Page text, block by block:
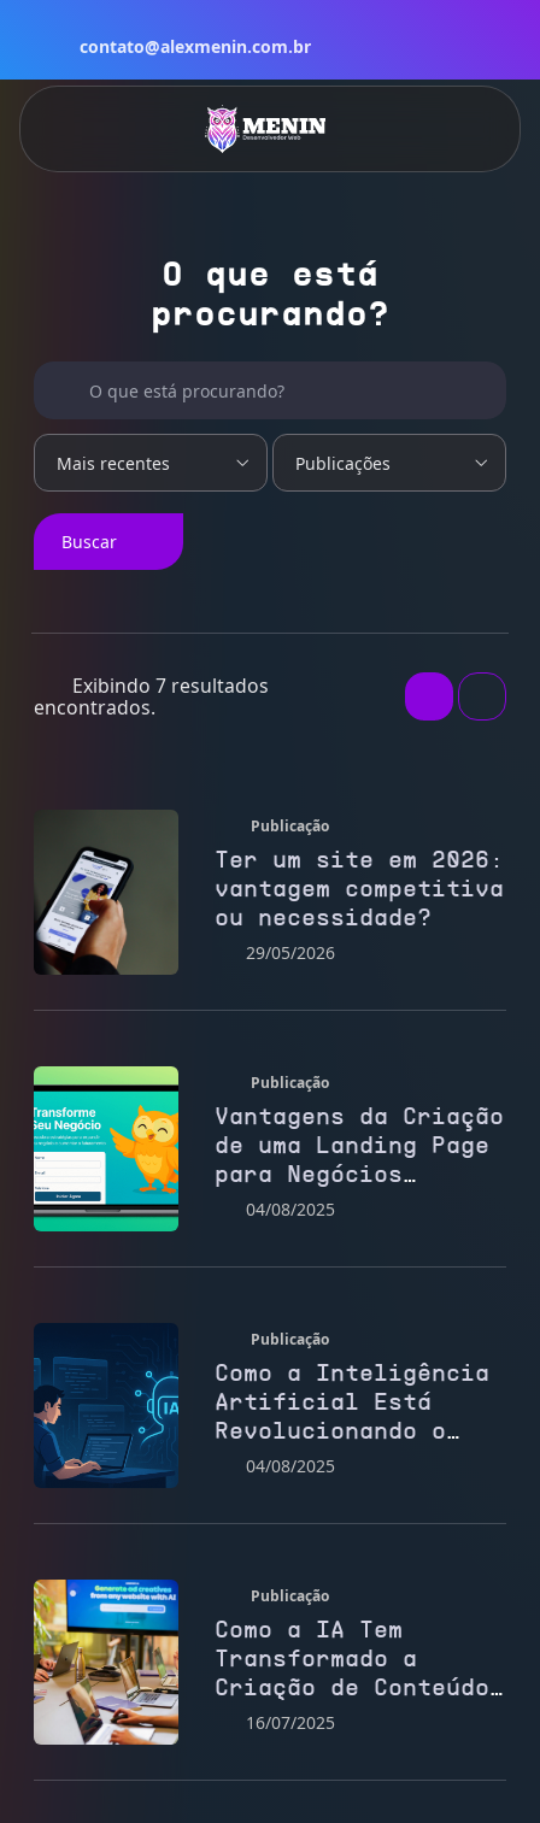
contato@alexmenin.com.br
O que está
procurando?
Buscar por:
O que está procurando?
Mais recentes Publicações
Buscar
Exibindo 7 resultados
encontrados.
Publicação
Ter um site em 2026:
vantagem competitiva
ou necessidade?
29/05/2026
Publicação
Vantagens da Criação
de uma Landing Page
para Negócios
Digitais
04/08/2025
Publicação
Como a Inteligência
Artificial Está
Revolucionando o
Desenvolvimento Web
04/08/2025
Publicação
Como a IA Tem
Transformado a
Criação de Conteúdo
para Sites
16/07/2025